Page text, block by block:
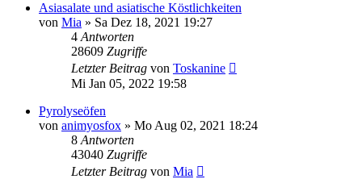
Asiasalate und asiatische Köstlichkeiten
von Mia » Sa Dez 18, 2021 19:27
4 Antworten
28609 Zugriffe
Letzter Beitrag von Toskanine
Mi Jan 05, 2022 19:58
Pyrolyseöfen
von animyosfox » Mo Aug 02, 2021 18:24
8 Antworten
43040 Zugriffe
Letzter Beitrag von Mia